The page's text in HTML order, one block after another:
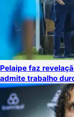
Pelaipe faz
admite trabalho